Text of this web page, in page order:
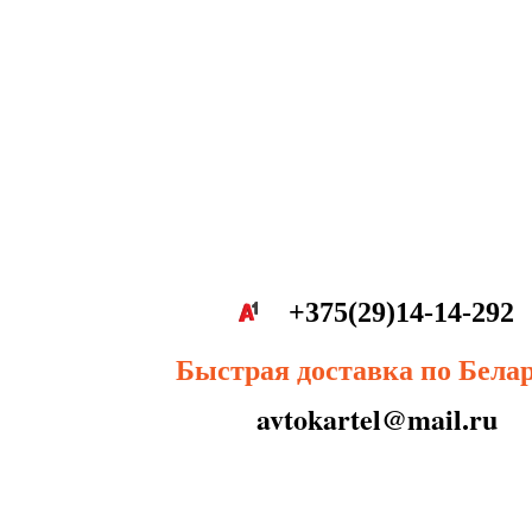
+375(29)14-14-292
Быстрая доставка по
avtokartel@mail.ru